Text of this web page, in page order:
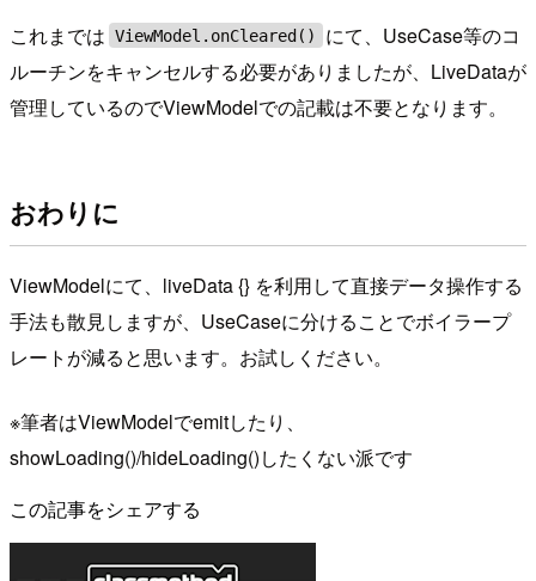
これまでは ViewModel.onCleared()
にて、UseCase等のコ
ルーチンをキャンセルする必要がありましたが、LiveDataが
管理しているのでViewModelでの記載は不要となります。
おわりに
ViewModelにて、liveData {} を利用して直接データ操作する
手法も散見しますが、UseCaseに分けることでボイラープ
レートが減ると思います。お試しください。
※筆者はViewModelでemitしたり、
showLoading()/hideLoading()したくない派です
この記事をシェアする